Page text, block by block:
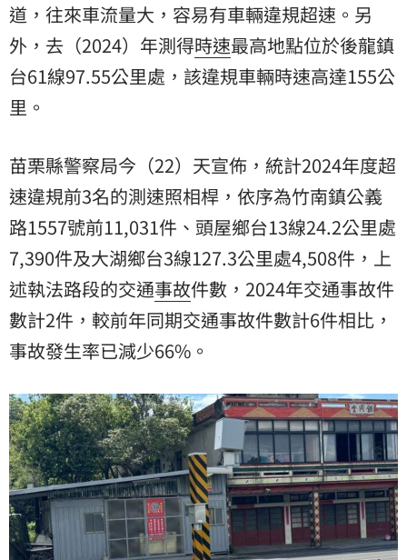
道，往來車流量大，容易有車輛違規超速。另
外，去（2024）年測得時速最高地點位於後龍鎮
台61線97.55公里處，該違規車輛時速高達155公
里。
苗栗縣警察局今（22）天宣佈，統計2024年度超
速違規前3名的測速照相桿，依序為竹南鎮公義
路1557號前11,031件、頭屋鄉台13線24.2公里處
7,390件及大湖鄉台3線127.3公里處4,508件，上
述執法路段的交通事故件數，2024年交通事故件
數計2件，較前年同期交通事故件數計6件相比，
事故發生率已減少66%。